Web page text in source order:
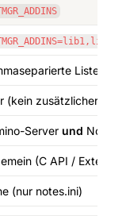
Liste
(kein zusätzlicher
Server und Notes-
(C API /
(nur notes.ini)